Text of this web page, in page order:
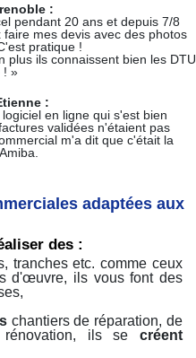
:
pendant 20 ans et depuis 7/8
mes devis avec des photos
pratique !
plus ils connaissent bien les DTU
! »
:
en ligne qui s'est bien
validées n'étaient pas
m'a dit que c'était la
adaptées aux
des :
tranches etc. comme ceux
d'œuvre, ils vous font des
chantiers de réparation, de
ils se créent